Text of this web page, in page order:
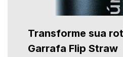
Transforme sua
Garrafa Flip Straw